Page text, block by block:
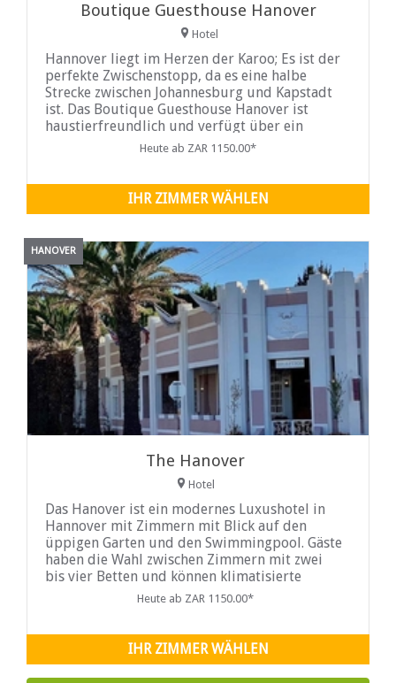
Boutique Guesthouse Hanover
Hotel
Hannover liegt im Herzen der Karoo; Es ist der
perfekte Zwischenstopp, da es eine halbe
Strecke zwischen Johannesburg und Kapstadt
ist. Das Boutique Guesthouse Hanover ist
haustierfreundlich und verfügt über ein
Restaurant auf dem Gelände, das
Heute ab ZAR 1150.00*
IHR ZIMMER WÄHLEN
HANOVER
The Hanover
Hotel
Das Hanover ist ein modernes Luxushotel in
Hannover mit Zimmern mit Blick auf den
üppigen Garten und den Swimmingpool. Gäste
haben die Wahl zwischen Zimmern mit zwei
bis vier Betten und können klimatisierte
Zimmer buchen, die mit bequemen Kingsize-
ausgestattet sind.
Heute ab ZAR 1150.00*
IHR ZIMMER WÄHLEN